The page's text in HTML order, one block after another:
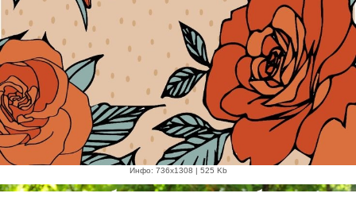
Инфо: 736х1308 | 525 Kb